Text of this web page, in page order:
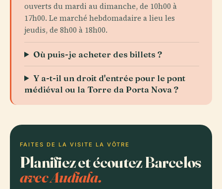
ouverts du mardi au dimanche, de 10h00 à
17h00. Le marché hebdomadaire a lieu les
jeudis, de 8h00 à 18h00.
Où puis-je acheter des billets ?
Y a-t-il un droit d'entrée pour le pont
médiéval ou la Torre da Porta Nova ?
FAITES DE LA VISITE LA VÔTRE
Planifiez et écoutez Barcelos
avec Audiala.